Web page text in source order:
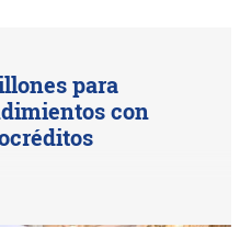
para
con